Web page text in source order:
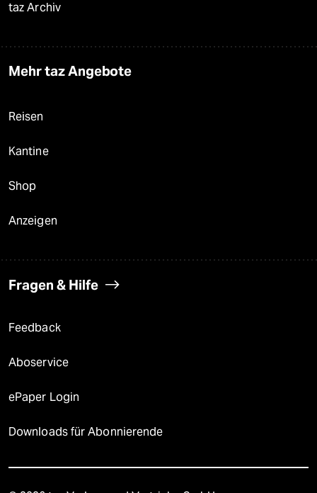
taz Archiv
Mehr taz Angebote
Reisen
Kantine
Shop
Anzeigen
Fragen & Hilfe
Feedback
Aboservice
ePaper Login
Downloads für Abonnierende